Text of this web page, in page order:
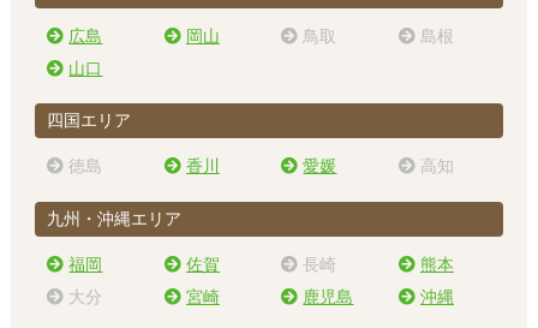
広島 岡山 鳥取
島根
山口
四国エリア
徳島 香川 愛媛 高知
九州・沖縄エリア
福岡 佐賀 長崎
熊本
大分
宮崎 鹿児島 沖縄